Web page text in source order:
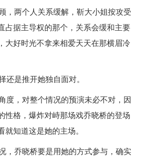
，两个人关系缓解，靳大小姐按攻受
占据主导权的那个，关系会缓和主要
大好时光不拿来相爱天天在那横眉冷
还是推开她独自面对。
度，对整个情况的预演未必不对，因
性格，爆炸对峙那场戏乔晓桥的登场
知道这是她的主场。
，乔晓桥要是用她的方式参与，确实